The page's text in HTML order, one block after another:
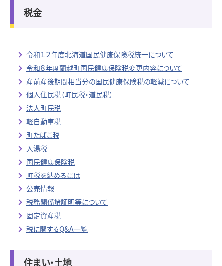
税金
令和１２年度北海道国民健康保険税統一について
令和８年度蘭越町国民健康保険税変更内容について
産前産後期間相当分の国民健康保険税の軽減について
個人住民税（町民税・道民税）
法人町民税
軽自動車税
町たばこ税
入湯税
国民健康保険税
町税を納めるには
公売情報
税務関係諸証明等について
固定資産税
税に関するQ&A一覧
住まい・土地